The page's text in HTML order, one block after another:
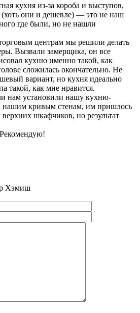
кухня из-за короба и выступов,
они и дешевле) — это не наш
где были, но не нашли
центрам мы решили делать
Вызвали замерщика, он все
кухню именно такой, как
сложилась окончательно. Не
вариант, но кухня идеально
такой, как мне нравится.
нам установили нашу кухню-
нашим кривым стенам, им пришлось
шкафчиков, но результат
Хэмиш